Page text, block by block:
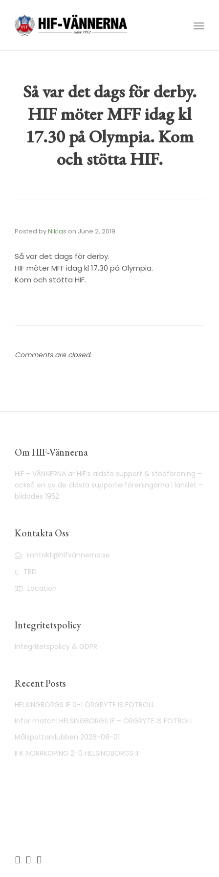
Så var det dags för derby.
HIF möter MFF idag kl
17.30 på Olympia. Kom
och stötta HIF.
Posted byNiklas on June 2, 2019
Så var det dags för derby.
HIF möter MFF idag kl 17.30 på Olympia.
Kom och stötta HIF.
Comments are closed.
Om HIF-Vännerna
HIF – VÄNNERNA är HIF:s äldsta support & stödförening –
också en av de äldsta supporterföreningarna i landet –
bildades 1952.
Kontakta Oss
kontakt@hifvännerna.se
TBD
Location
Integritetspolicy
Integritetspolicy & GDPR
Recent Posts
HELSINGBORGS IF 0-1 ÖRGRYTE IS FOTBOLL
Inför match: HELSINGBORGS IF – ÖRGRYTE IS FOTBOLL
Målspottarklubben 2026-08-01
IFK NORRKÖPING 2-0 HELSINGBORGS IF